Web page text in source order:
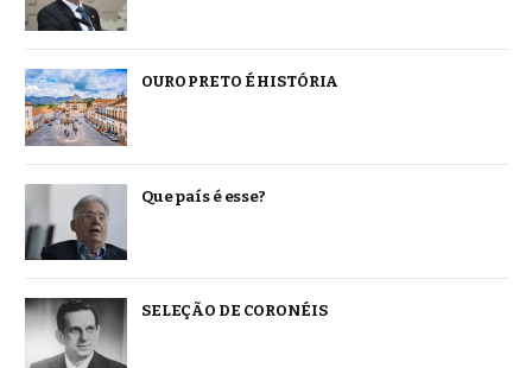
OURO PRETO É HISTÓRIA
Que país é esse?
SELEÇÃO DE CORONÉIS